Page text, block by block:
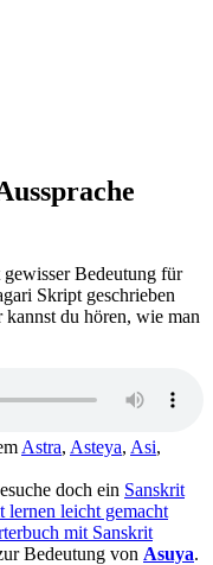
Bedeutung für
Skript geschrieben
du hören, wie man
Astra, Asteya, Asi,
doch ein Sanskrit
lernen leicht gemacht
mit Sanskrit
Bedeutung von Asuya.